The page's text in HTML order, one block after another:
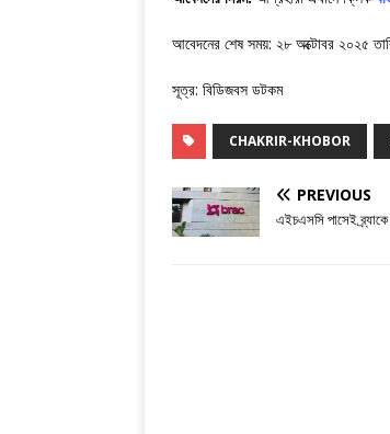
আবেদনের শেষ সময়: ২৮ অক্টোবর ২০২৫
সূত্র: বিডিজবস ডটকম
CHAKRIR-KHOBOR
PREVIOUS
এইচএসসি পাসেই ব্র্যাকে